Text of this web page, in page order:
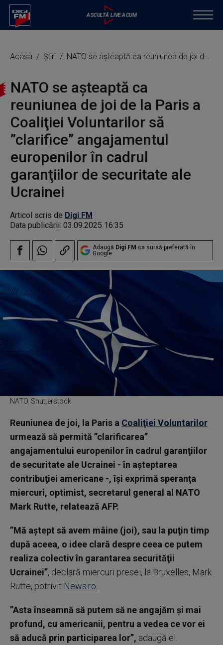
Acasa Știri NATO se aşteaptă ca reuniunea de joi de la Paris a Coaliţiei Voluntarilor să ”clarifice” angajamentul europenilor în cadrul garanţiilor de securitate ale Ucrainei
NATO se aşteaptă ca
reuniunea de joi de la Paris a
Coaliţiei Voluntarilor să
”clarifice” angajamentul
europenilor în cadrul
garanţiilor de securitate ale
Ucrainei
Articol scris de Digi FM
Data publicării: 03.09.2025 16:35
Adaugă Digi FM ca sursă preferată în
Google
NATO. Shutterstock
Reuniunea de joi, la Paris a Coaliţiei Voluntarilor
urmează să permită ”clarificarea”
angajamentului europenilor în cadrul garanţiilor
de securitate ale Ucrainei - în aşteptarea
contribuţiei americane -, îşi exprimă speranţa
miercuri, optimist, secretarul general al NATO
Mark Rutte, relatează AFP.
”Mă aştept să avem mâine (joi), sau la puţin timp
după aceea, o idee clară despre ceea ce putem
realiza colectiv în garantarea securităţii
Ucrainei”, declară miercuri presei, la Bruxelles, Mark
Rutte, potrivit News.ro.
”Asta înseamnă să putem să ne angajăm şi mai
profund, cu americanii, pentru a vedea ce vor ei
să aducă prin participarea lor”, adaugă el.